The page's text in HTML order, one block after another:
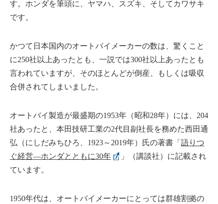
す。ホンダを筆頭に、ヤマハ、スズキ、そしてカワサキ
です。
かつて日本国内のオートバイメーカーの数は、驚くこと
に250社以上あったとも、一説では300社以上あったとも
言われていますが、そのほとんどが倒産、もしくは吸収
合併されてしまいました。
オートバイ製造が最盛期の1953年（昭和28年）には、204
社あったと、本田技研工業の2代目副社長を務めた西田通
弘（にしだみちひろ、1923～2019年）氏の著書「 語りつ
ぐ経営―ホンダとともに30年
」（講談社）に記載され
ています。
1950年代は、オートバイメーカーにとっては群雄割拠の